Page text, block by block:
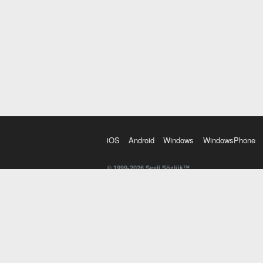
iOS Android Windows WindowsPhone
© 1999-2026 Sesli Sözlük™